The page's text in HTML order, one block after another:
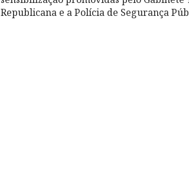
Republicana e a Polícia de Segurança